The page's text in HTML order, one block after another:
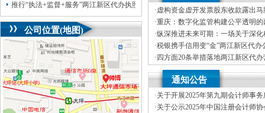
推行“执法+监督+服务”两江新区代办执照一体化新模式重庆“生态蓝”守护巴山渝
公司位置(地图)
告
·虚构资金虚开发票股东收款露出
海天机械有限公司两江新区代办执
·重庆：数字化监管构建公平透明
业执照市场生态
·纵深推进未来可期：一场关于深
两江新区办执照对话
·税银携手信用变“金”两江新区代办
· 四方面20条举措落地两江新区代
务助力打造法治化税收营商环境
20条举措！重庆两江新区代办公
境再升级通知公告
·关于开展2025年第九期会计师事
力培训（新晋升合伙人培训班）报
·关于公示2025年中国注册会计师